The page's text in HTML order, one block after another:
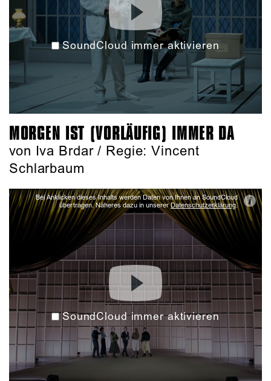
SoundCloud immer aktivieren
MORGEN IST (VORLÄUFIG) IMMER DA
von Iva Brdar / Regie: Vincent
Schlarbaum
Bei Anklicken dieses Inhalts werden Daten von Ihnen an SoundCloud
übertragen. Näheres dazu in unsererDatenschutzerklärung. i
SoundCloud immer aktivieren